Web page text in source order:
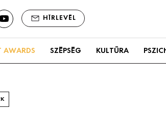
HÍRLEVÉL
AWARDS SZÉPSÉG KULTÚRA